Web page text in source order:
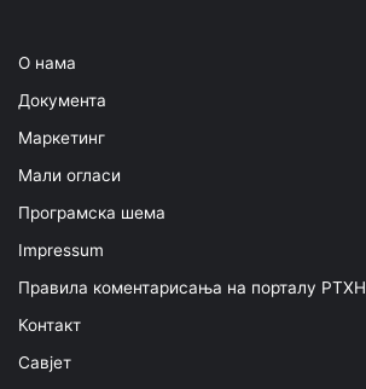
О нама
Документа
Маркетинг
Мали огласи
Програмска шема
Impressum
Правила коментарисања на порталу РТХН
Контакт
Савјет